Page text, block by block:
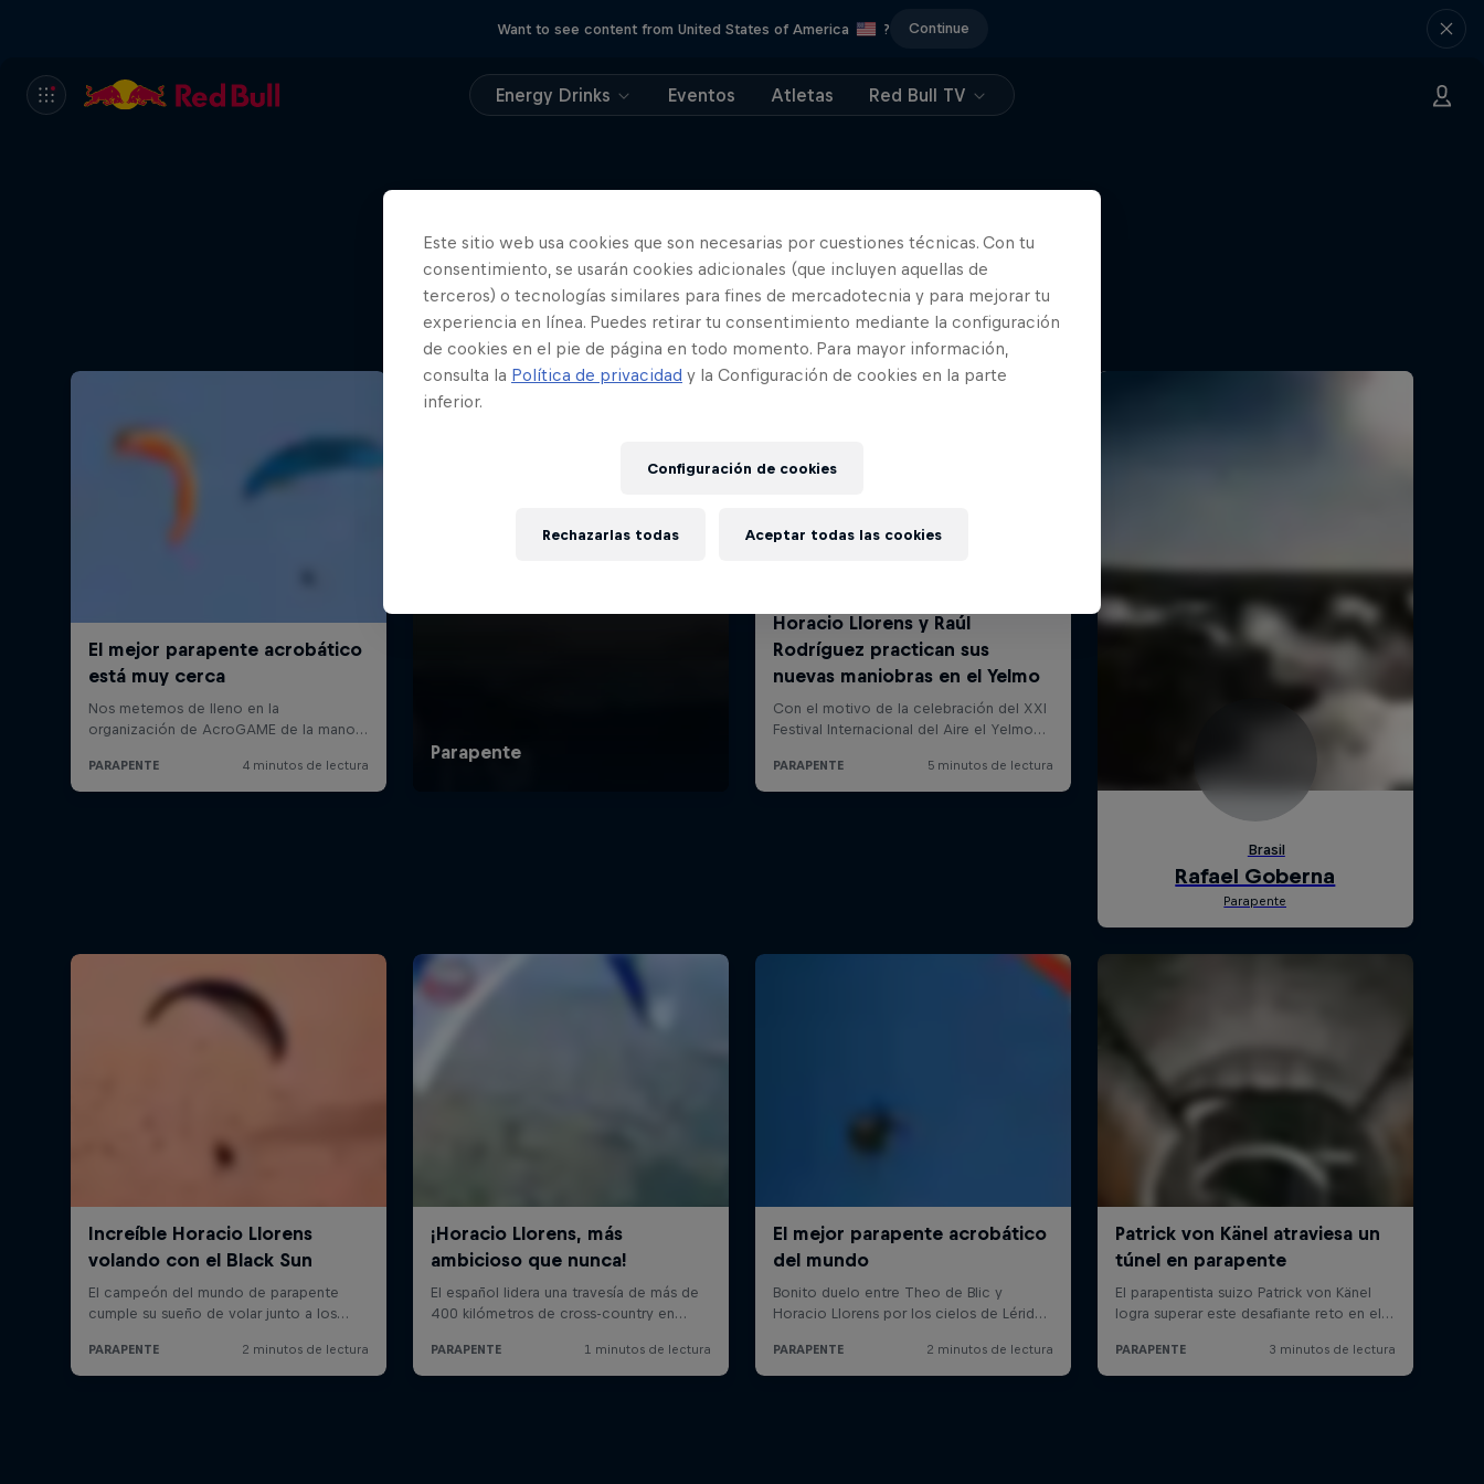
Want to see content from United States of America ? Continue
Energy Drinks Eventos Atletas Red Bull TV
Más contenidos similares
Este sitio web usa cookies que son necesarias por cuestiones técnicas. Con tu
consentimiento, se usarán cookies adicionales (que incluyen aquellas de
terceros) o tecnologías similares para fines de mercadotecnia y para mejorar tu
experiencia en línea. Puedes retirar tu consentimiento mediante la configuración
de cookies en el pie de página en todo momento. Para mayor información,
consulta la Política de privacidad y la Configuración de cookies en la parte
inferior.
Configuración de cookies
Rechazarlas todas Aceptar todas las cookies